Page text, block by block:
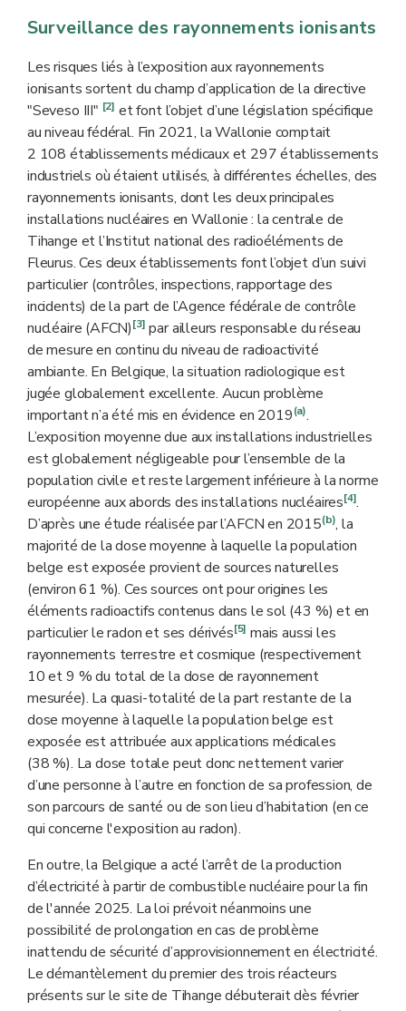
Surveillance des rayonnements ionisants
Les risques liés à l’exposition aux rayonnements
ionisants sortent du champ d’application de la directive
"Seveso III" [2] et font l’objet d’une législation spécifique
au niveau fédéral. Fin 2021, la Wallonie comptait
2 108 établissements médicaux et 297 établissements
industriels où étaient utilisés, à différentes échelles, des
rayonnements ionisants, dont les deux principales
installations nucléaires en Wallonie : la centrale de
Tihange et l’Institut national des radioéléments de
Fleurus. Ces deux établissements font l’objet d’un suivi
particulier (contrôles, inspections, rapportage des
incidents) de la part de l’Agence fédérale de contrôle
nucléaire (AFCN)[3] par ailleurs responsable du réseau
de mesure en continu du niveau de radioactivité
ambiante. En Belgique, la situation radiologique est
jugée globalement excellente. Aucun problème
important n’a été mis en évidence en 2019(a).
L’exposition moyenne due aux installations industrielles
est globalement négligeable pour l’ensemble de la
population civile et reste largement inférieure à la norme
européenne aux abords des installations nucléaires[4].
D’après une étude réalisée par l’AFCN en 2015(b), la
majorité de la dose moyenne à laquelle la population
belge est exposée provient de sources naturelles
(environ 61 %). Ces sources ont pour origines les
éléments radioactifs contenus dans le sol (43 %) et en
particulier le radon et ses dérivés[5] mais aussi les
rayonnements terrestre et cosmique (respectivement
10 et 9 % du total de la dose de rayonnement
mesurée). La quasi-totalité de la part restante de la
dose moyenne à laquelle la population belge est
exposée est attribuée aux applications médicales
(38 %). La dose totale peut donc nettement varier
d’une personne à l’autre en fonction de sa profession, de
son parcours de santé ou de son lieu d’habitation (en ce
qui concerne l'exposition au radon).
En outre, la Belgique a acté l’arrêt de la production
d’électricité à partir de combustible nucléaire pour la fin
de l'année 2025. La loi prévoit néanmoins une
possibilité de prolongation en cas de problème
inattendu de sécurité d’approvisionnement en électricité.
Le démantèlement du premier des trois réacteurs
présents sur le site de Tihange débuterait dès février